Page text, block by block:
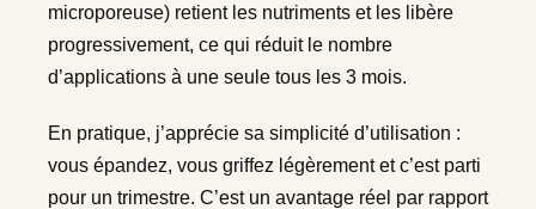
microporeuse) retient les nutriments et les libère
progressivement, ce qui réduit le nombre
d’applications à une seule tous les 3 mois.
En pratique, j’apprécie sa simplicité d’utilisation :
vous épandez, vous griffez légèrement et c’est parti
pour un trimestre. C’est un avantage réel par rapport